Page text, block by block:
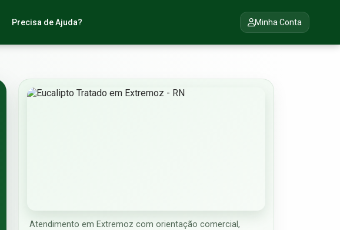
Precisa de Ajuda? Minha Conta
Atendimento em Extremoz com orientação comercial,